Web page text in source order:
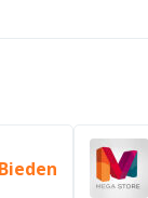
Bieden